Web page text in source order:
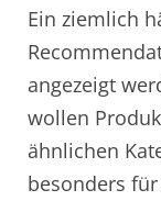
Ein ziemlich
angezeigt
wollen
ähnlichen
besonders